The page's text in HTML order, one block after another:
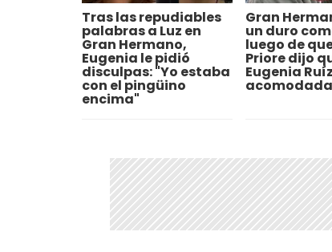
Tras las repudiables
palabras a Luz en
Gran Hermano,
Eugenia le pidió
disculpas: "Yo estaba
con el pingüino
encima"
Gran
un duro
luego de
Priore dijo
Eugenia
acomodada